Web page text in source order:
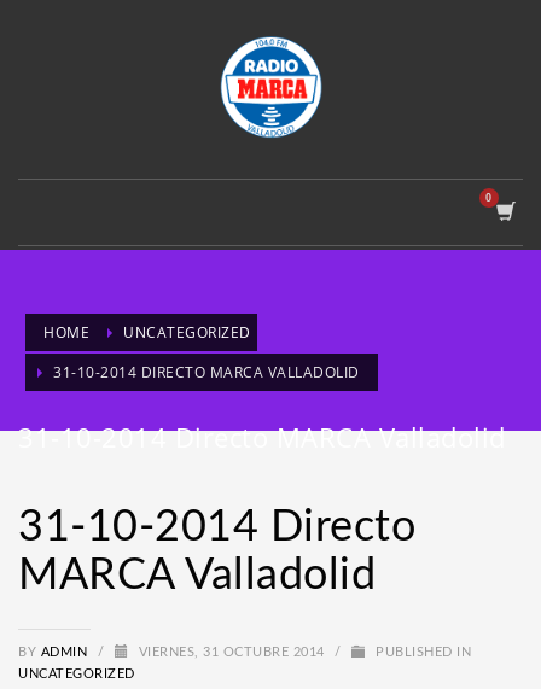
HOME
UNCATEGORIZED
31-10-2014 DIRECTO MARCA VALLADOLID
31-10-2014 Directo MARCA Valladolid
31-10-2014 Directo
MARCA Valladolid
BY ADMIN / VIERNES, 31 OCTUBRE 2014 /
PUBLISHED IN
UNCATEGORIZED